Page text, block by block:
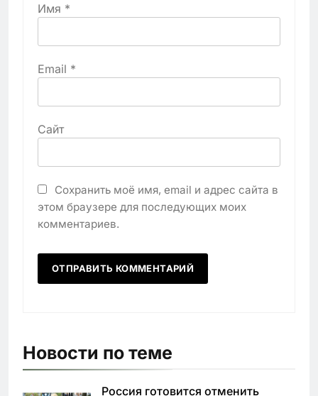
Имя *
Email *
Сайт
Сохранить моё имя, email и адрес сайта в
этом браузере для последующих моих
комментариев.
Новости по теме
Россия готовится отменить